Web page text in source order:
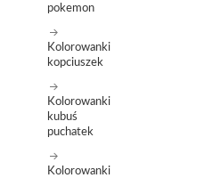
pokemon
Kolorowanki
kopciuszek
Kolorowanki
kubuś
puchatek
Kolorowanki